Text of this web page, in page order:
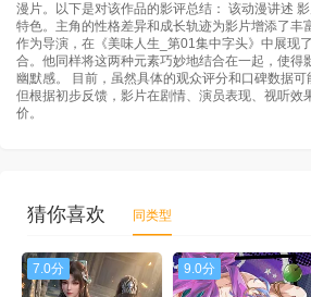
漫片。以下是对该作品的影评总结： 该动漫讲述
特色。主角的性格差异和成长轨迹为影片增添了丰
作为导演，在《美味人生_第01集中字头》中展现
合。他同样将这两种元素巧妙地结合在一起，使得
幽默感。 目前，虽然具体的观众评分和口碑数据可
但根据初步反馈，影片在剧情、演员表现、视听效
价。
猜你喜欢 同类型
7.0分 9.0分